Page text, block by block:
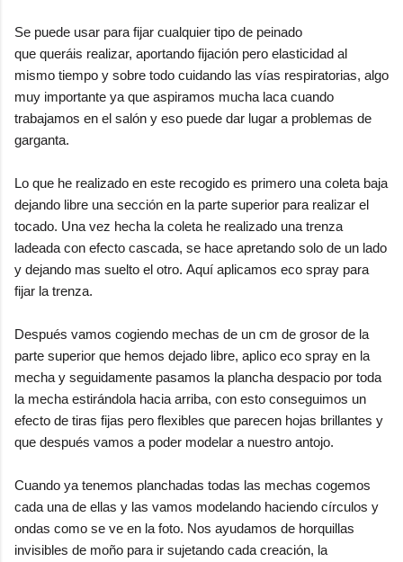
Se puede usar para fijar cualquier tipo de peinado
que queráis realizar, aportando fijación pero elasticidad al
mismo tiempo y sobre todo cuidando las vías respiratorias, algo
muy importante ya que aspiramos mucha laca cuando
trabajamos en el salón y eso puede dar lugar a problemas de
garganta.
Lo que he realizado en este recogido es primero una coleta baja
dejando libre una sección en la parte superior para realizar el
tocado. Una vez hecha la coleta he realizado una trenza
ladeada con efecto cascada, se hace apretando solo de un lado
y dejando mas suelto el otro. Aquí aplicamos eco spray para
fijar la trenza.
Después vamos cogiendo mechas de un cm de grosor de la
parte superior que hemos dejado libre, aplico eco spray en la
mecha y seguidamente pasamos la plancha despacio por toda
la mecha estirándola hacia arriba, con esto conseguimos un
efecto de tiras fijas pero flexibles que parecen hojas brillantes y
que después vamos a poder modelar a nuestro antojo.
Cuando ya tenemos planchadas todas las mechas cogemos
cada una de ellas y las vamos modelando haciendo círculos y
ondas como se ve en la foto. Nos ayudamos de horquillas
invisibles de moño para ir sujetando cada creación, la